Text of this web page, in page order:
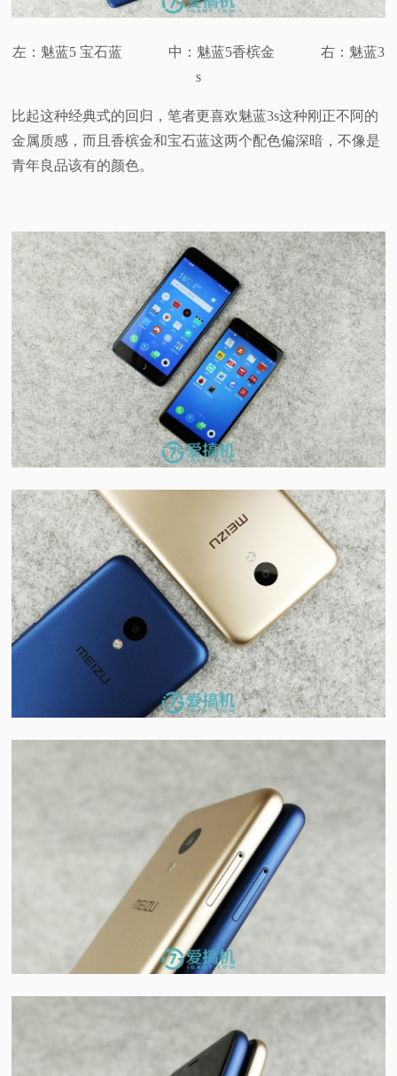
左：魅蓝5 宝石蓝 中：魅蓝5香槟金 右：魅蓝3
s
比起这种经典式的回归，笔者更喜欢魅蓝3s这种刚正不阿的
金属质感，而且香槟金和宝石蓝这两个配色偏深暗，不像是
青年良品该有的颜色。